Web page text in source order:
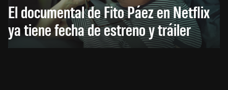
El documental de Fito Páez en Netflix
ya tiene fecha de estreno y tráiler